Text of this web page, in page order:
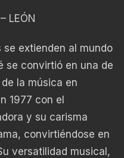
LEÓN
extienden al mundo
se convirtió en una de
la música en
1977 con el
y su carisma
convirtiéndose en
versatilidad musical,